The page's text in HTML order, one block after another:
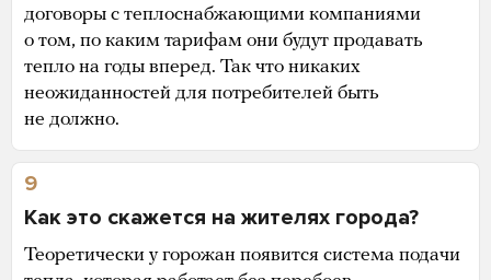
договоры с теплоснабжающими компаниями
о том, по каким тарифам они будут продавать
тепло на годы вперед. Так что никаких
неожиданностей для потребителей быть
не должно.
9
Как это скажется на жителях города?
Теоретически у горожан появится система подачи